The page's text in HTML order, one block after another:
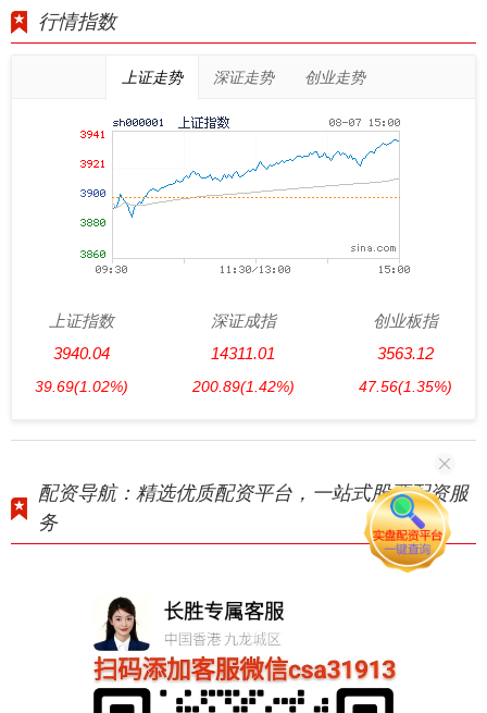
行情指数
上证走势 深证走势 创业走势
上证指数
3940.04
39.69(1.02%)
深证成指
14311.01
200.89(1.42%)
创业板指
3563.12
47.56(1.35%)
配资导航：精选优质配资平台，一站式股票配资服
务